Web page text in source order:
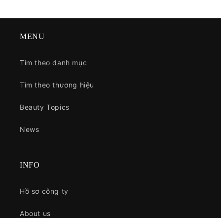
MENU
Tìm theo danh mục
Tìm theo thương hiệu
Beauty Topics
News
INFO
Hồ sơ công ty
About us